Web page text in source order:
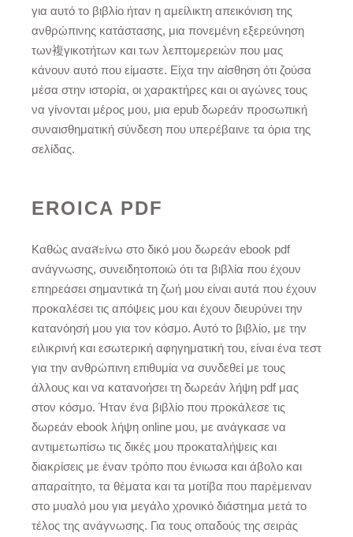
για αυτό το βιβλίο ήταν η αμείλικτη απεικόνιση της
ανθρώπινης κατάστασης, μια πονεμένη εξερεύνηση
των複γικοτήτων και των λεπτομερειών που μας
κάνουν αυτό που είμαστε. Είχα την αίσθηση ότι ζούσα
μέσα στην ιστορία, οι χαρακτήρες και οι αγώνες τους
να γίνονται μέρος μου, μια epub δωρεάν προσωπική
συναισθηματική σύνδεση που υπερέβαινε τα όρια της
σελίδας.
EROICA PDF
Καθώς αναสะίνω στο δικό μου δωρεάν ebook pdf
ανάγνωσης, συνειδητοποιώ ότι τα βιβλία που έχουν
επηρεάσει σημαντικά τη ζωή μου είναι αυτά που έχουν
προκαλέσει τις απόψεις μου και έχουν διευρύνει την
κατανόησή μου για τον κόσμο. Αυτό το βιβλίο, με την
ειλικρινή και εσωτερική αφηγηματική του, είναι ένα τεστ
για την ανθρώπινη επιθυμία να συνδεθεί με τους
άλλους και να κατανοήσει τη δωρεάν λήψη pdf μας
στον κόσμο. Ήταν ένα βιβλίο που προκάλεσε τις
δωρεάν ebook λήψη online μου, με ανάγκασε να
αντιμετωπίσω τις δικές μου προκαταλήψεις και
διακρίσεις με έναν τρόπο που ένιωσα και άβολο και
απαραίτητο, τα θέματα και τα μοτίβα που παρέμειναν
στο μυαλό μου για μεγάλο χρονικό διάστημα μετά το
τέλος της ανάγνωσης. Για τους οπαδούς της σειράς